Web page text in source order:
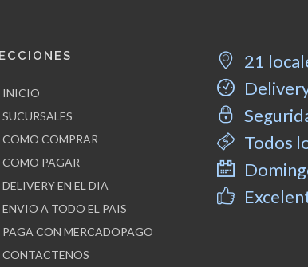
INICIO
SUCURSALES
COMO COMPRAR
COMO PAGAR
DELIVERY EN EL DIA
ENVIO A TODO EL PAIS
PAGA CON MERCADOPAGO
CONTACTENOS
21
Todos